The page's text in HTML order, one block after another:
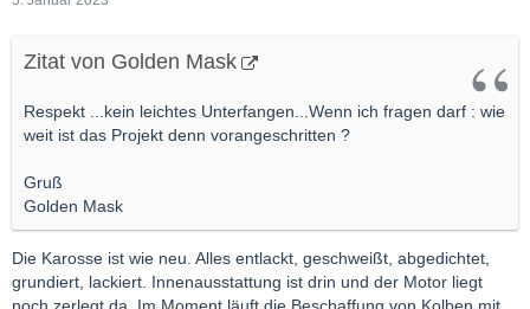
Zitat von Golden Mask
Respekt ...kein leichtes Unterfangen...Wenn ich fragen darf : wie
weit ist das Projekt denn vorangeschritten ?
Gruß
Golden Mask
Die Karosse ist wie neu. Alles entlackt, geschweißt, abgedichtet,
grundiert, lackiert. Innenausstattung ist drin und der Motor liegt